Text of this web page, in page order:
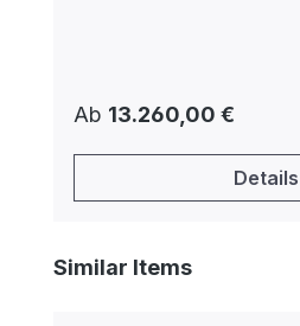
Regulärer Preis:
Ab 13.260,00 €
Details
Produktgalerie überspringen
Similar Items